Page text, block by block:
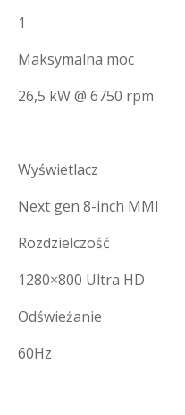
1
Maksymalna moc
26,5 kW @ 6750 rpm
Wyświetlacz
Next gen 8-inch MMI
Rozdzielczość
1280×800 Ultra HD
Odświeżanie
60Hz